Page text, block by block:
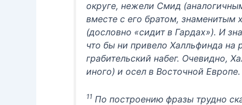
округе, нежели Смид
вместе с его братом, знаменитым
(дословно «сидит в Гардах»). И
что бы ни привело Халльфинда на
грабительский набег. Очевидно,
иного) и осел в Восточной Европе.
11 По построению фразы трудно